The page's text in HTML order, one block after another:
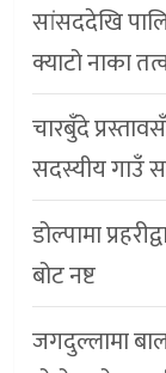
सांसददेखि
क्याटो नाका
चारबुँदे
सदस्यीय गाउँ
डोल्पामा
बोट नष्ट
जगदुल्लामा